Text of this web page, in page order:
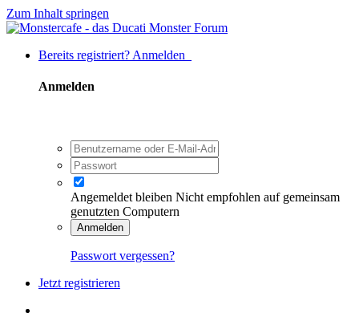
Zum Inhalt springen
Bereits registriert? Anmelden
Anmelden
Angemeldet bleiben Nicht empfohlen auf gemeinsam
genutzten Computern
Anmelden
Passwort vergessen?
Jetzt registrieren